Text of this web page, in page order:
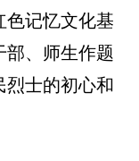
色记忆文化基
部、师生作题
烈士的初心和